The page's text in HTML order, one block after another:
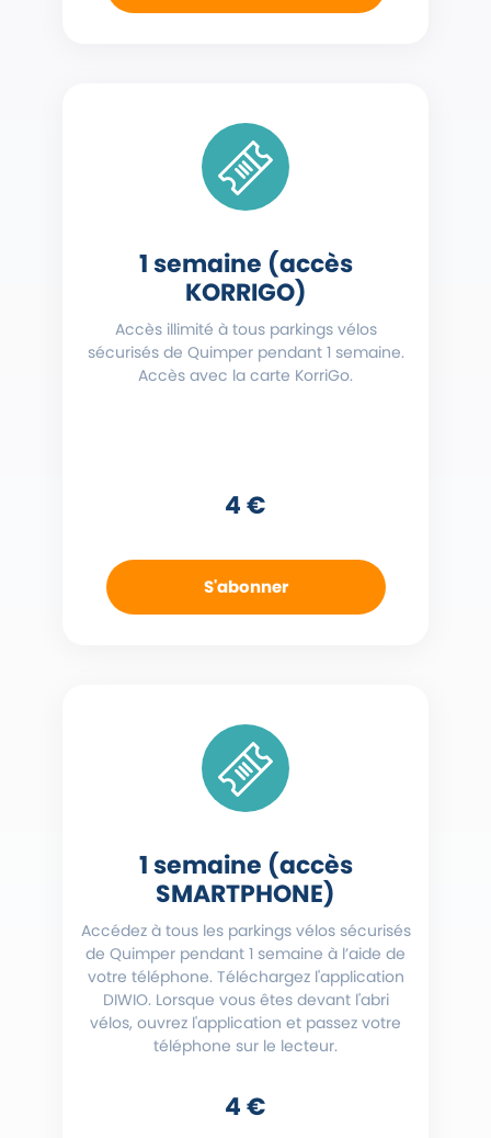
1 semaine (accès
KORRIGO)
Accès illimité à tous parkings vélos
sécurisés de Quimper pendant 1 semaine.
Accès avec la carte KorriGo.
4 €
S'abonner
1 semaine (accès
SMARTPHONE)
Accédez à tous les parkings vélos sécurisés
de Quimper pendant 1 semaine à l’aide de
votre téléphone. Téléchargez l'application
DIWIO. Lorsque vous êtes devant l'abri
vélos, ouvrez l'application et passez votre
téléphone sur le lecteur.
4 €